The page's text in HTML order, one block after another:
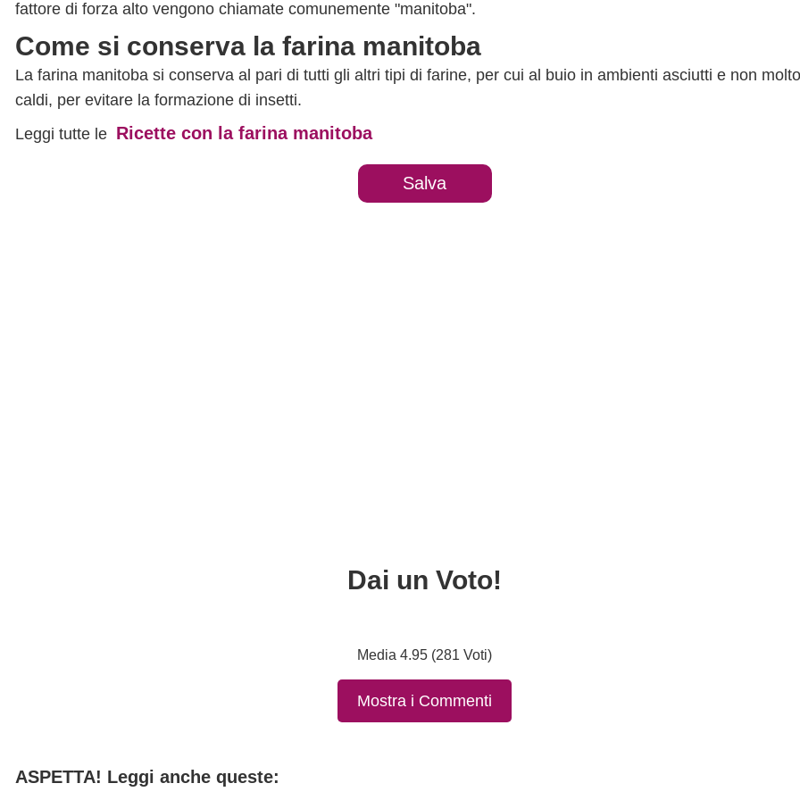
fattore di forza alto vengono chiamate comunemente "manitoba".
Come si conserva la farina manitoba
La farina manitoba si conserva al pari di tutti gli altri tipi di farine, per cui al buio in ambienti asciutti e non molto
caldi, per evitare la formazione di insetti.
Leggi tutte le Ricette con la farina manitoba
Salva
Dai un Voto!
Media 4.95 (281 Voti)
Mostra i Commenti
ASPETTA! Leggi anche queste: